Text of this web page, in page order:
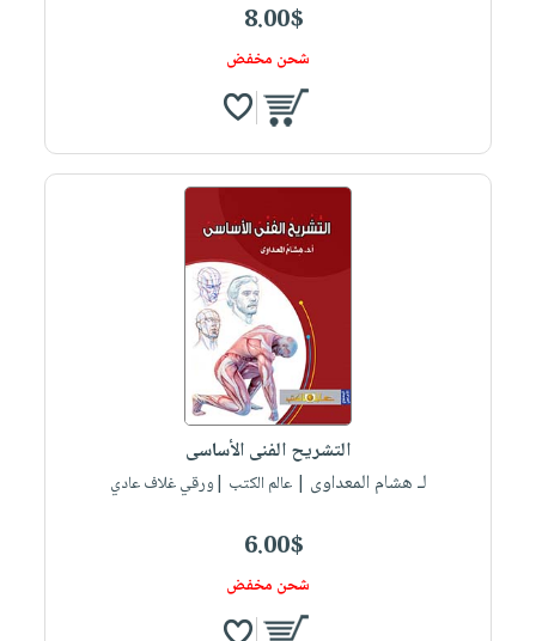
8.00$
شحن مخفض
التشريح الفنى الأساسى
لـ هشام المعداوى | عالم الكتب |ورقي غلاف عادي
6.00$
شحن مخفض